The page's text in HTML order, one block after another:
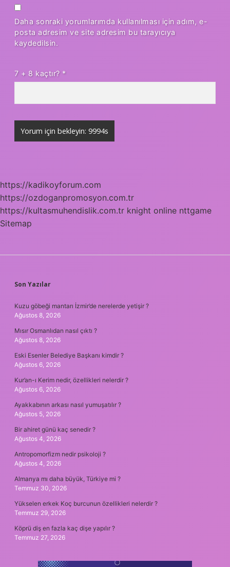
Daha sonraki yorumlarımda kullanılması için adım, e-
posta adresim ve site adresim bu tarayıcıya
kaydedilsin.
7 + 8 kaçtır? *
https://kadikoyforum.com
https://ozdoganpromosyon.com.tr
https://kultasmuhendislik.com.tr knight online nttgame
Sitemap
SIDEBAR
Son Yazılar
Kuzu göbeği mantarı İzmir’de nerelerde yetişir ?
Ağustos 8, 2026
Mısır Osmanlıdan nasıl çıktı ?
Ağustos 8, 2026
Eski Esenler Belediye Başkanı kimdir ?
Ağustos 6, 2026
Kur’an-ı Kerim nedir, özellikleri nelerdir ?
Ağustos 6, 2026
Ayakkabının arkası nasıl yumuşatılır ?
Ağustos 5, 2026
Bir ahiret günü kaç senedir ?
Ağustos 4, 2026
Antropomorfizm nedir psikoloji ?
Ağustos 4, 2026
Almanya mı daha büyük, Türkiye mi ?
Temmuz 30, 2026
Yükselen erkek Koç burcunun özellikleri nelerdir ?
Temmuz 29, 2026
Köprü diş en fazla kaç dişe yapılır ?
Temmuz 27, 2026